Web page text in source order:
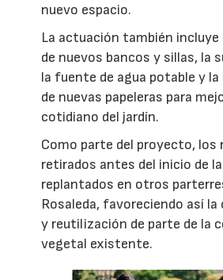
nuevo espacio.
La actuación también
de nuevos bancos y sillas, la
la fuente de agua potable y
de nuevas papeleras para
cotidiano del jardín.
Como parte del proyecto, los
retirados antes del inicio de
replantados en otros
Rosaleda, favoreciendo así
y reutilización de parte de la
vegetal existente.